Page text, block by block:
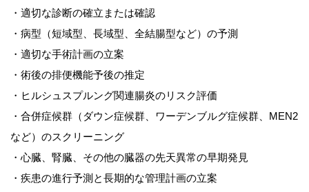
・適切な診断の確立または確認
・病型（短域型、長域型、全結腸型など）の予測
・適切な手術計画の立案
・術後の排便機能予後の推定
・ヒルシュスプルング関連腸炎のリスク評価
・合併症候群（ダウン症候群、ワーデンブルグ症候群、MEN2
など）のスクリーニング
・心臓、腎臓、その他の臓器の先天異常の早期発見
・疾患の進行予測と長期的な管理計画の立案